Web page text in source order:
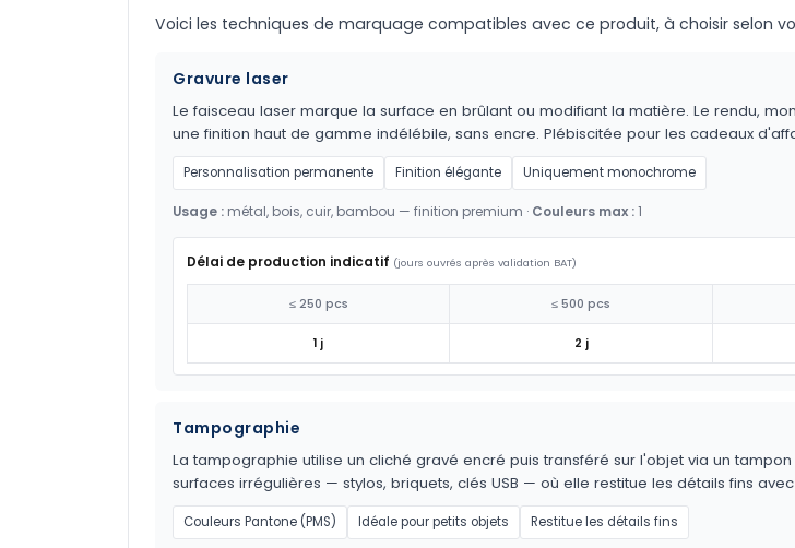
Voici les techniques de marquage compatibles avec ce produit, à choisir selon
Gravure laser
Le faisceau laser marque la surface en brûlant ou modifiant la matière. Le rendu,
une finition haut de gamme indélébile, sans encre. Plébiscitée pour les cadeaux
Personnalisation permanente Finition élégante Uniquement monochrome
Usage : métal, bois, cuir, bambou — finition premium · Couleurs max :1
Délai de production indicatif (jours ouvrés après validation BAT)
≤ 250 pcs ≤ 500 pcs
1 j 2 j
Tampographie
La tampographie utilise un cliché gravé encré puis transféré sur l'objet via un
surfaces irrégulières — stylos, briquets, clés USB — où elle restitue les détails fins
Couleurs Pantone (PMS) Idéale pour petits objets Restitue les détails fins